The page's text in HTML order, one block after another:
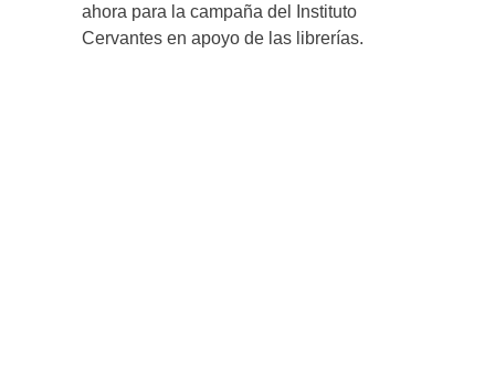
ahora para la campaña del Instituto
Cervantes en apoyo de las librerías.